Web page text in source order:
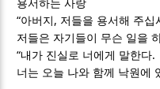
용서하는 사랑
“아버지 , 저들을 용서해 주십
저들은 자기들이 무슨 일을
“내가 진실로 너에게 말한다.
너는 오늘 나와 함께 낙원에